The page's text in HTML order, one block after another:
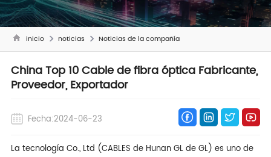
inicio noticias Noticias de la compañía
China Top 10 Cable de fibra óptica Fabricante,
Proveedor, Exportador
Fecha:2024-06-23
La tecnología Co., Ltd (CABLES de Hunan GL de GL) es uno de